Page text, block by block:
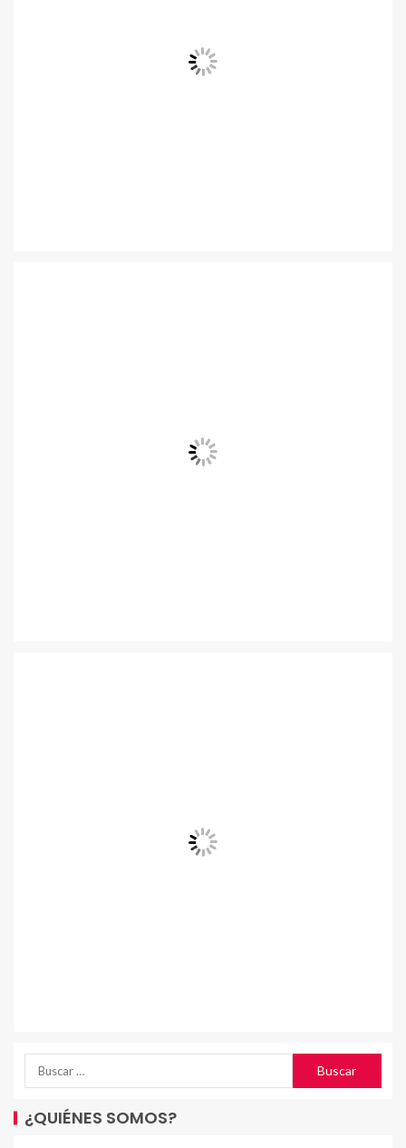
¿QUIÉNES SOMOS?